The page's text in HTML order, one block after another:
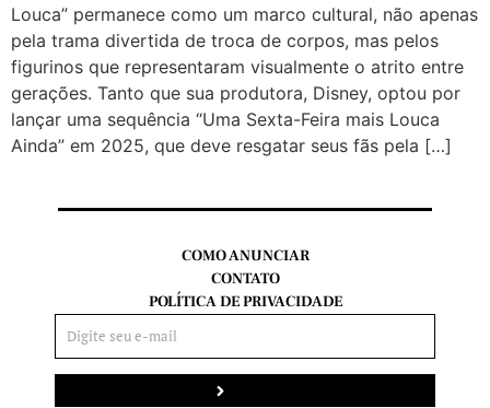
Louca” permanece como um marco cultural, não apenas
pela trama divertida de troca de corpos, mas pelos
figurinos que representaram visualmente o atrito entre
gerações. Tanto que sua produtora, Disney, optou por
lançar uma sequência “Uma Sexta-Feira mais Louca
Ainda” em 2025, que deve resgatar seus fãs pela […]
COMO ANUNCIAR
CONTATO
POLÍTICA DE PRIVACIDADE